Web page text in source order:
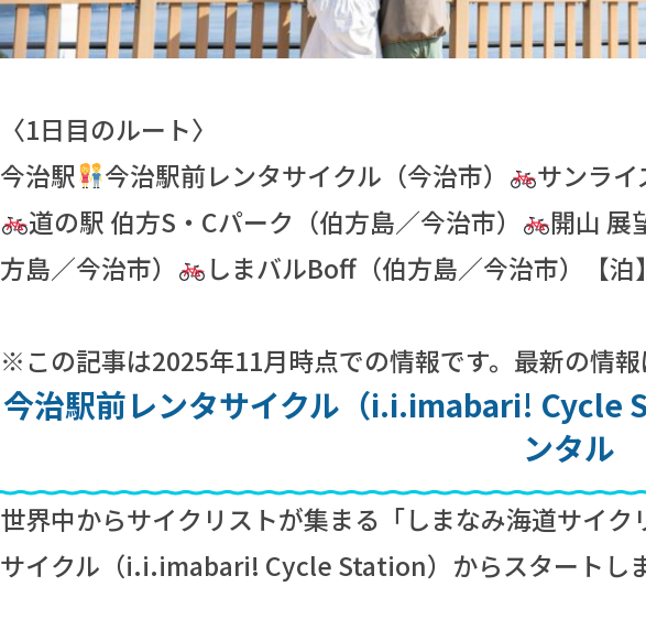
〈1日目のルート〉
今治駅
今治駅前レンタサイクル（今治市） サンライ
道の駅 伯方S・Cパーク（伯方島／今治市）
開山 展
方島／今治市）
しまバルBoff（伯方島／今治市）【泊】
※この記事は2025年11月時点での情報です。最新の情報
今治駅前レンタサイクル（i.i.imabari! Cycle
ンタル
世界中からサイクリストが集まる「しまなみ海道サイ
サイクル（i.i.imabari! Cycle Station）からスタートしま